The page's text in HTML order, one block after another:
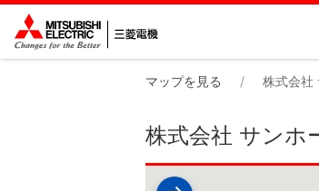
マップを見る 株式会社
株式会社 サンホ